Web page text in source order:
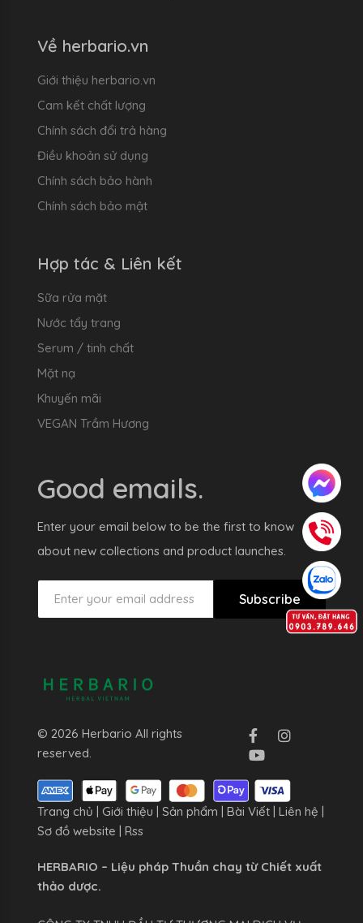
Về herbario.vn
Giới thiệu herbario.vn
Cam kết chất lượng
Chính sách đổi trả hàng
Điều khoản sử dụng
Chính sách bảo hành
Chính sách bảo mật
Hợp tác & Liên kết
Sữa rửa mặt
Nước tẩy trang
Serum / tinh chất
Mặt nạ
Khuyến mãi
VEGAN Trầm Hương
Good emails.
Enter your email below to be the first to know
about new collections and product launches.
Subscribe
© 2026 Herbario All rights
reserved.
Trang chủ Giới thiệu Sản phẩm Bài Viết Liên hệ
Sơ đồ website
Rss
HERBARIO – Liệu pháp Thuần chay từ Chiết xuất
thảo dược.